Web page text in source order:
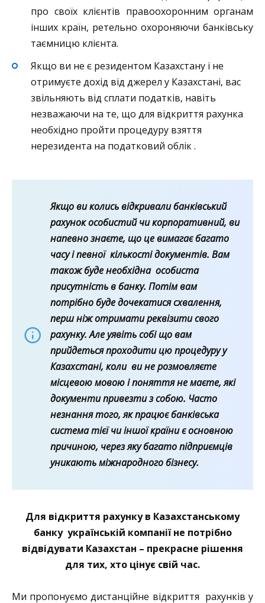
про своїх клієнтів правоохоронним органам
інших країн, ретельно охороняючи банківську
таємницю клієнта.
Якщо ви не є резидентом Казахстану і не
отримуєте дохід від джерел у Казахстані, вас
звільняють від сплати податків, навіть
незважаючи на те, що для відкриття рахунка
необхідно пройти процедуру взяття
нерезидента на податковий облік .
Якщо ви колись відкривали банківський
рахунок особистий чи корпоративний, ви
напевно знаєте, що це вимагає багато
часу і певної кількості документів. Вам
також буде необхідна особиста
присутність в банку. Потім вам
потрібно буде дочекатися схвалення,
перш ніж отримати реквізити свого
рахунку. Але уявіть собі що вам
прийдеться проходити цю процедуру у
Казахстані, коли ви не розмовляєте
місцевою мовою і поняття не маєте, які
документи привезти з собою. Часто
незнання того, як працює банківська
система тієї чи іншої країни є основною
причиною, через яку багато підприємців
уникають міжнародного бізнесу.
Для відкриття рахунку в Казахстанському
банку українській компанії не потрібно
відвідувати Казахстан – прекрасне рішення
для тих, хто цінує свій час.
Ми пропонуємо дистанційне відкриття рахунків у